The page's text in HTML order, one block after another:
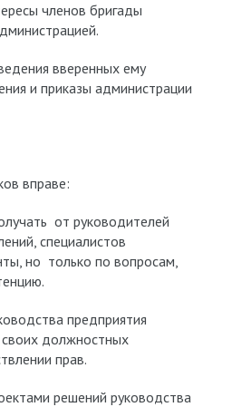
членов бригады
вверенных ему
и приказы администрации
вправе:
от руководителей
специалистов
но только по вопросам,
предприятия
должностных
прав.
решений руководства